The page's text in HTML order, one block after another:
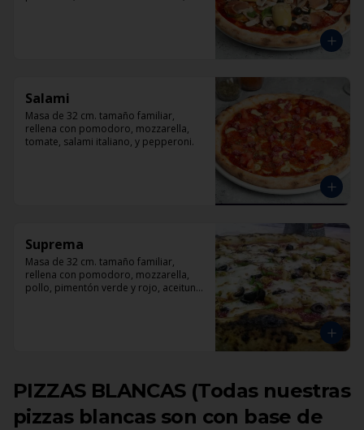
Salami
Masa de 32 cm. tamaño familiar,
rellena con pomodoro, mozzarella,
tomate, salami italiano, y pepperoni.
Suprema
Masa de 32 cm. tamaño familiar,
rellena con pomodoro, mozzarella,
pollo, pimentón verde y rojo, aceituna
PIZZAS BLANCAS (Todas nuestras
pizzas blancas son con base de